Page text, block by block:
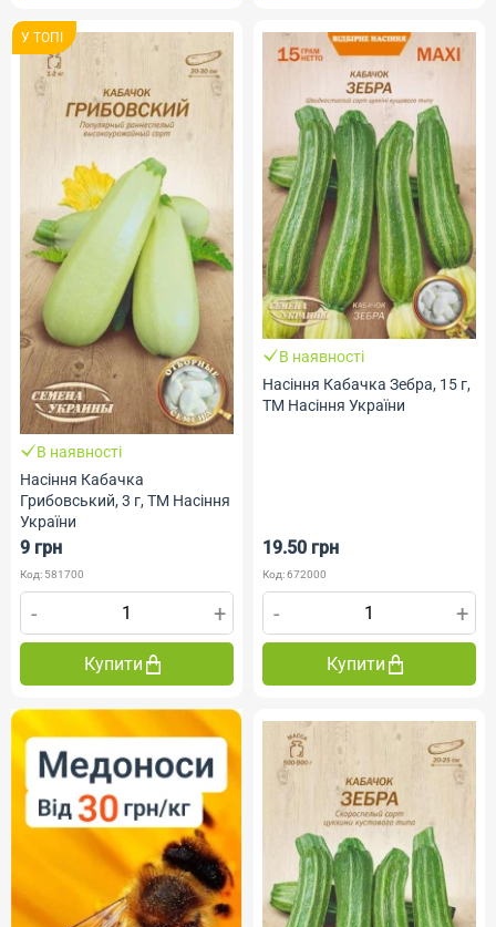
У ТОПI
В наявності
Насіння Кабачка
Грибовський, 3 г, ТМ Насіння
України
9 грн
Код: 581700
- +
Купити
В наявності
Насіння Кабачка Зебра, 15 г,
ТМ Насіння України
19.50 грн
Код: 672000
- +
Купити